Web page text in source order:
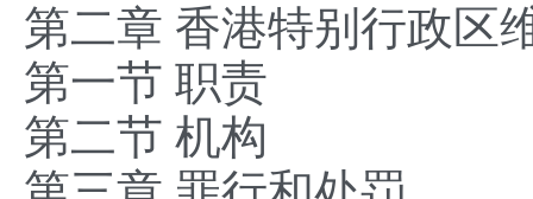
第二章 香港特别行政区
第一节 职责
第二节 机构